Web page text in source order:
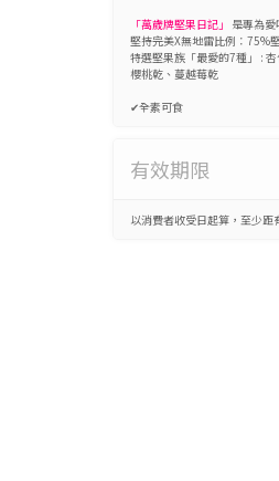
「萬歲牌堅果日記」 是專為愛
堅持完美X無地雷比例：75%
特選堅果族「最愛的7種」 :
櫻桃乾、蔓越莓乾
✔全素可食
有效期限
以消費者收受日起算，至少距